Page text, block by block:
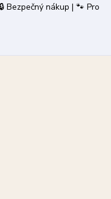
Bezpečný nákup | 🐾 Pro